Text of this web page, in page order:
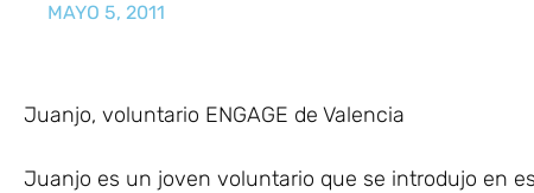
MAYO 5, 2011
Juanjo, voluntario ENGAGE de Valencia
Juanjo es un joven voluntario que se introdujo en